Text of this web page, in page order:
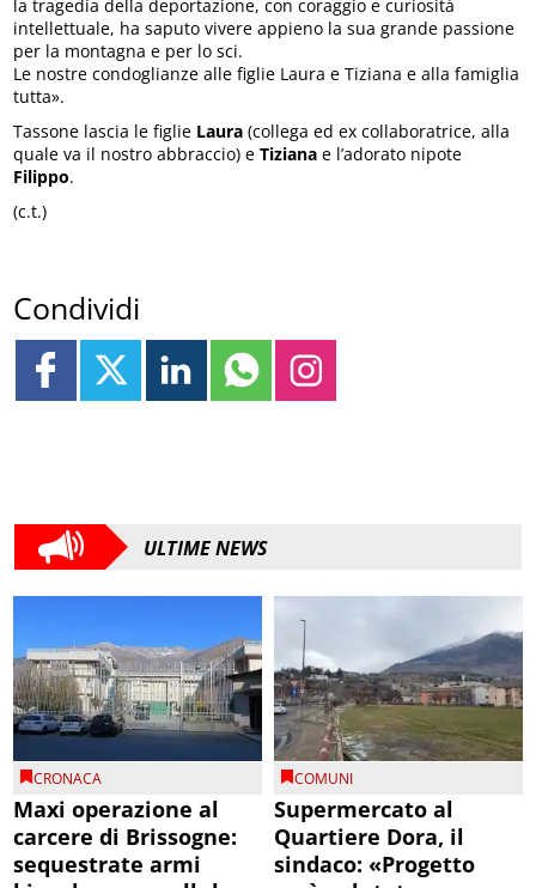
la tragedia della deportazione, con coraggio e curiosità
intellettuale, ha saputo vivere appieno la sua grande passione
per la montagna e per lo sci.
Le nostre condoglianze alle figlie Laura e Tiziana e alla famiglia
tutta».
Tassone lascia le figlie Laura (collega ed ex collaboratrice, alla
quale va il nostro abbraccio) eTiziana e l’adorato nipote
Filippo.
(c.t.)
Condividi
ULTIME NEWS
CRONACA
Maxi operazione al
carcere di Brissogne:
sequestrate armi
COMUNI
Supermercato al
Quartiere Dora, il
sindaco: «Progetto